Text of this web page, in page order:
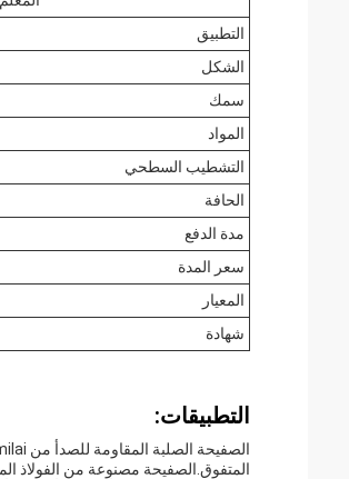
التطبيق
الشكل
سمك
المواد
التشطيب السطحي
الحافة
مدة الدفع
سعر المدة
المعيار
شهادة
التطبيقات: